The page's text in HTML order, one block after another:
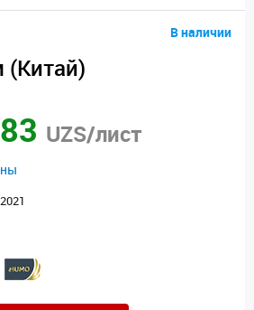
В наличии
UZS/лист